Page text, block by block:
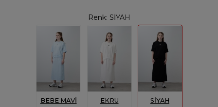
Renk: SİYAH
BEBE MAVİ EKRU SİYAH